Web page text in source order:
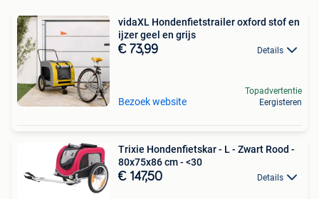
vidaXL Hondenfietstrailer oxford stof en
ijzer geel en grijs
€ 73,99 Details
Bezoek website
Topadvertentie
Eergisteren
Trixie Hondenfietskar - L - Zwart Rood -
80x75x86 cm - <30
€ 147,50 Details